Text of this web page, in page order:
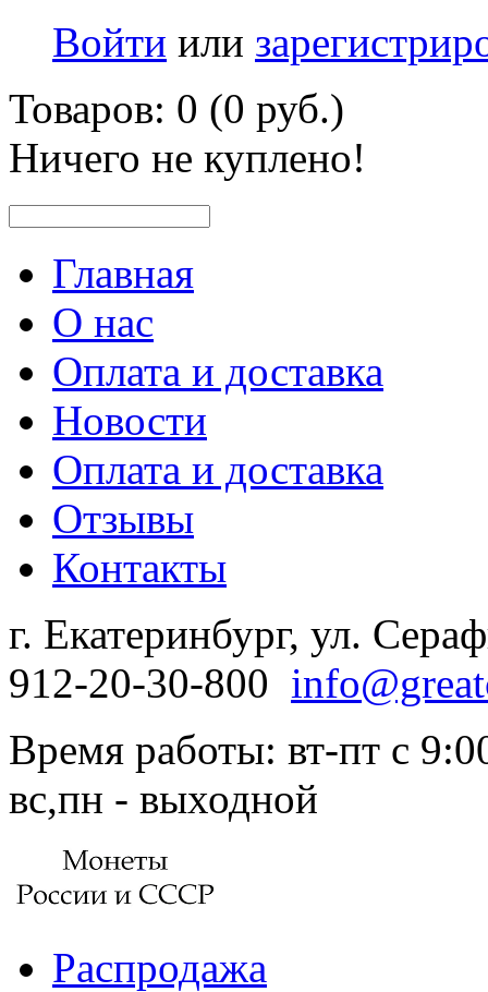
Войти или
Товаров: 0 (0 руб.)
Ничего не куплено!
Главная
О нас
Оплата и доставка
Новости
Оплата и доставка
Отзывы
Контакты
г. Екатеринбург, ул.
912-20-30-800
Время работы: вт-пт с
вс,пн - выходной
Распродажа